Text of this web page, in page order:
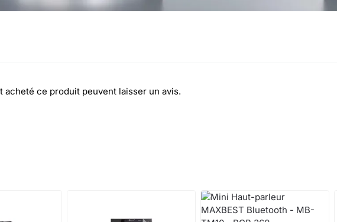
ce produit peuvent laisser un avis.